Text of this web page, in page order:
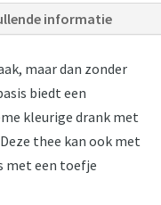
informatie
maar dan zonder
biedt een
kleurige drank met
thee kan ook met
met een toefje